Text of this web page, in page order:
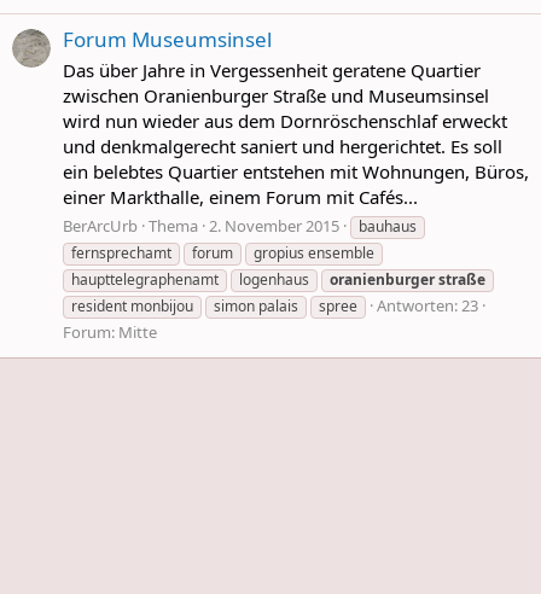
Forum Museumsinsel
Das über Jahre in Vergessenheit geratene Quartier
zwischen Oranienburger Straße und Museumsinsel
wird nun wieder aus dem Dornröschenschlaf erweckt
und denkmalgerecht saniert und hergerichtet. Es soll
ein belebtes Quartier entstehen mit Wohnungen, Büros,
einer Markthalle, einem Forum mit Cafés...
BerArcUrb Thema 2. November 2015
bauhaus
fernsprechamt
forum
gropius ensemble
haupttelegraphenamt
logenhaus oranienburgerstraße
resident monbijou
simon palais spree
Antworten: 23
Forum: Mitte